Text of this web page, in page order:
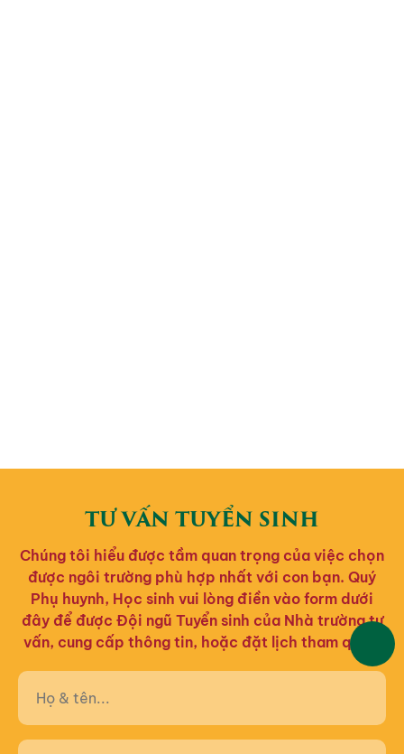
TƯ VẤN TUYỂN SINH
Chúng tôi hiểu được tầm quan trọng của việc chọn
được ngôi trường phù hợp nhất với con bạn. Quý
Phụ huynh, Học sinh vui lòng điền vào form dưới
đây để được Đội ngũ Tuyển sinh của Nhà trường tư
vấn, cung cấp thông tin, hoặc đặt lịch tham quan.